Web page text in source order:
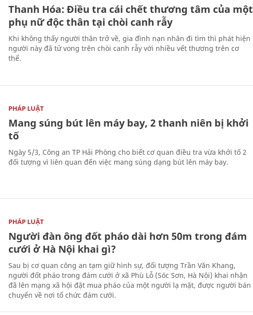
Thanh Hóa: Điều tra cái chết thương tâm của một
phụ nữ độc thân tại chòi canh rẫy
Khi không thấy người thân trở về, gia đình nạn nhân đi tìm thì phát hiện
người này đã tử vong trên chòi canh rẫy với nhiều vết thương trên cơ
thể.
PHÁP LUẬT
Mang súng bút lên máy bay, 2 thanh niên bị khởi
tố
Ngày 5/3, Công an TP Hải Phòng cho biết cơ quan điều tra vừa khởi tố 2
đối tượng vì liên quan đến việc mang súng dạng bút lên máy bay.
PHÁP LUẬT
Người đàn ông đốt pháo dài hơn 50m trong đám
cưới ở Hà Nội khai gì?
Sau bị cơ quan công an tạm giữ hình sự, đối tượng Trần Văn Khang,
người đốt pháo trong đám cưới ở xã Phù Lỗ (Sóc Sơn, Hà Nội) khai nhận
đã lên mạng xã hội đặt mua pháo của một người lạ mặt, được người bán
chuyển về nơi tổ chức đám cưới.